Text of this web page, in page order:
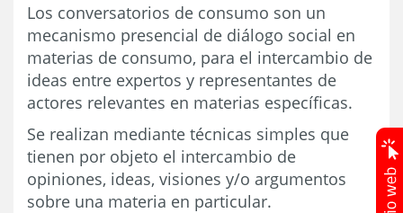
Los conversatorios de consumo son un
mecanismo presencial de diálogo social en
materias de consumo, para el intercambio de
ideas entre expertos y representantes de
actores relevantes en materias específicas.
Se realizan mediante técnicas simples que
tienen por objeto el intercambio de
opiniones, ideas, visiones y/o argumentos
sobre una materia en particular.